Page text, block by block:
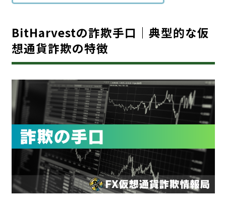
BitHarvestの詐欺手口｜典型的な仮
想通貨詐欺の特徴